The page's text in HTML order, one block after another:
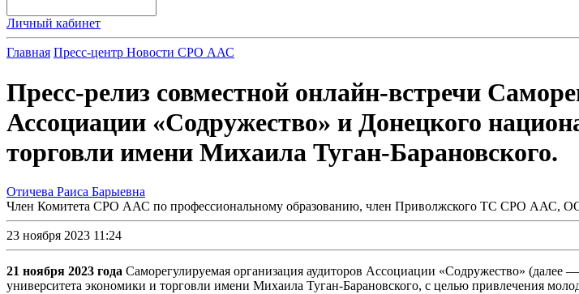
Личный кабинет
Главная Пресс-центр Новости СРО ААС
Пресс-релиз совместной онлайн-встречи
Ассоциации «Содружество» и Донецкого
торговли имени Михаила Туган-Барановского.
Отичева Раиса Барыевна
Член Комитета СРО ААС по профессиональному образованию, член Приволжского ТС СРО ААС,
23 ноября 2023 11:24
21 ноября 2023 года Саморегулируемая организация аудиторов Ассоциации «Содружество»
университета экономики и торговли имени Михаила Туган-Барановского, с целью привлечения